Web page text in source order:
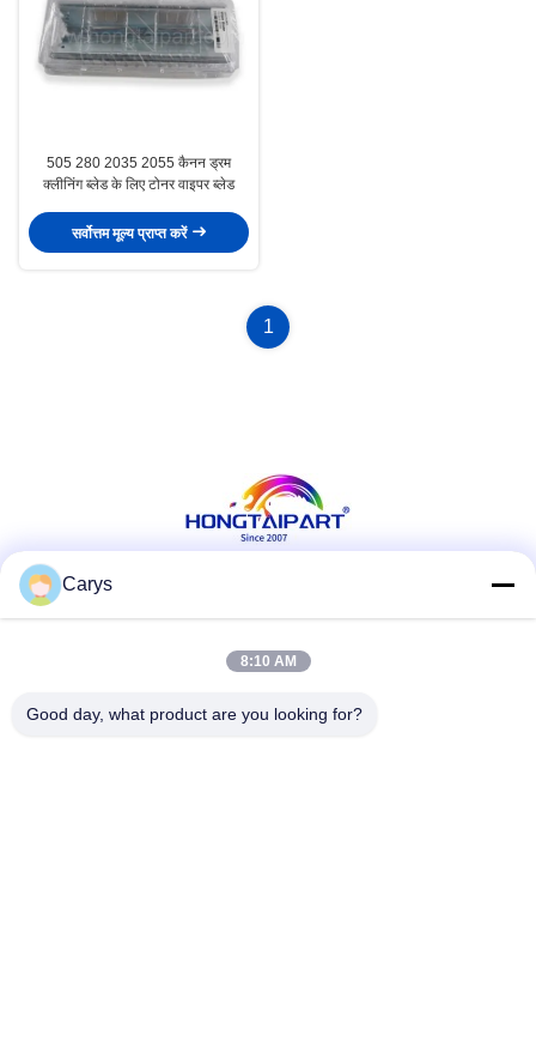
505 280 2035 2055 कैनन ड्रम
क्लीनिंग ब्लेड के लिए टोनर वाइपर ब्लेड
सर्वोत्तम मूल्य प्राप्त करें
1
त्वरित संपर्क
Carys
8:10 AM
Good day, what product are you looking for?